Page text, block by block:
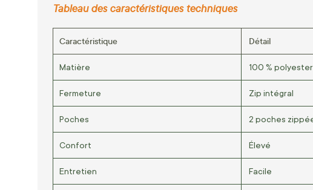
Tableau des caractéristiques techniques
Caractéristique Détail
Matière 100 % polyester
Fermeture Zip intégral
Poches 2 poches
Confort Élevé
Entretien Facile